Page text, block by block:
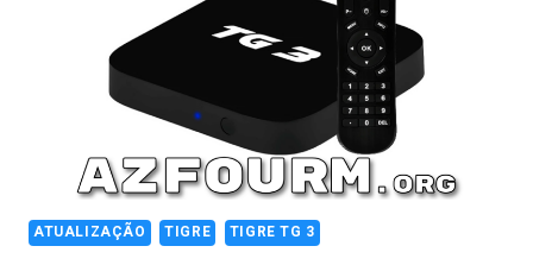
ATUALIZAÇÃO TIGRE TIGRE TG 3